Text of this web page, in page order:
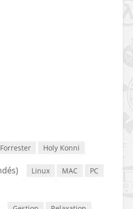
Holy Konni
Linux MAC
PC